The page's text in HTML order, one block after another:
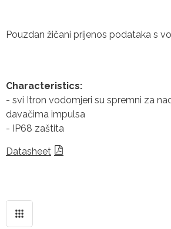
Pouzdan žičani prijenos podataka s
Characteristics:
- svi Itron vodomjeri su spremni za
davačima impulsa
- IP68 zaštita
Datasheet